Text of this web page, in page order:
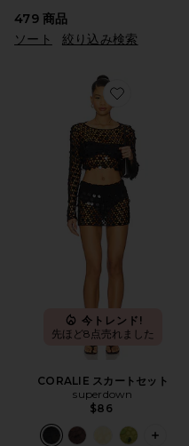
479商品
ソート
絞り込み検索
Favorite
今トレンド!
先ほど8点売れました
CORALIE スカートセット
superdown
$86
PLUS